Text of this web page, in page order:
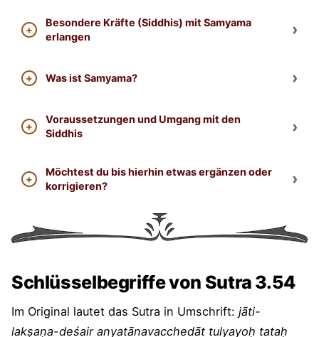
unterschieden werden können.“
Torwächter - die das tiefe Mysterium
Besondere Kräfte (Siddhis) mit Samyama
erlangen
Was ist Samyama?
Voraussetzungen und Umgang mit den
Siddhis
Möchtest du bis hierhin etwas ergänzen oder
korrigieren?
Schlüsselbegriffe von Sutra 3.54
Im Original lautet das Sutra in Umschrift: jāti-
lakṣaṇa-deśair anyatānavacchedāt tulyayoḥ tataḥ